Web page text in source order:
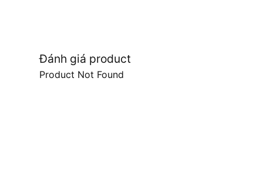
Đánh giá product
Product Not Found